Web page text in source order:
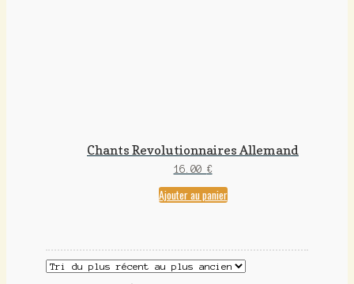
Chants Revolutionnaires Allemand
16.00 €
Ajouter au panier